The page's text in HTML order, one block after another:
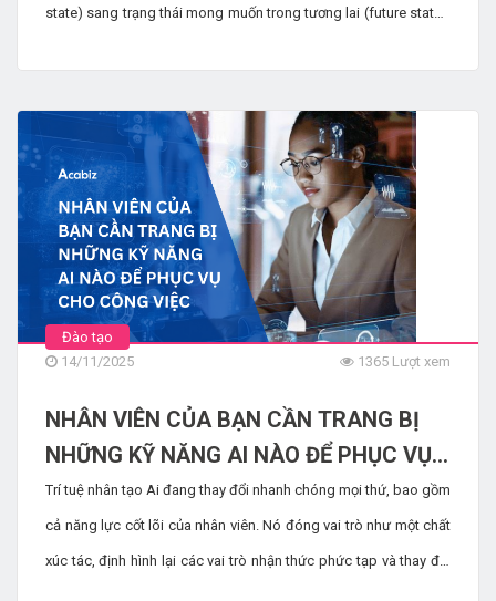
SOCIAL LEARNING LÀ GÌ? NÓ CÓ TÁC
ĐỘNG NHƯ THẾ NÀO ĐẾN CÁC TỔ
CHỨC?
8967 Lượt xem
state) sang trạng thái mong muốn trong tương lai (future state),
Đào tạo
14/11/2025
1365 Lượt xem
NHÂN VIÊN CỦA BẠN CẦN TRANG BỊ
NHỮNG KỸ NĂNG AI NÀO ĐỂ PHỤC VỤ
CHO CÔNG VIỆC
Trí tuệ nhân tạo Ai đang thay đổi nhanh chóng mọi thứ, bao gồm
cả năng lực cốt lõi của nhân viên. Nó đóng vai trò như một chất
xúc tác, định hình lại các vai trò nhận thức phức tạp và thay đổi